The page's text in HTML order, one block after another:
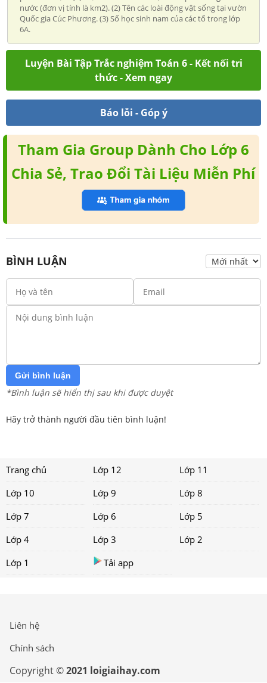
nước (đơn vị tính là km2). (2) Tên các loài động vật sống tại vườn
Quốc gia Cúc Phương. (3) Số học sinh nam của các tổ trong lớp
6A.
Luyện Bài Tập Trắc nghiệm Toán 6 - Kết nối tri
thức - Xem ngay
Báo lỗi - Góp ý
Tham Gia Group Dành Cho Lớp 6
Chia Sẻ, Trao Đổi Tài Liệu Miễn Phí
BÌNH LUẬN
Gửi bình luận
*Bình luận sẽ hiển thị sau khi được duyệt
Hãy trở thành người đầu tiên bình luận!
Trang chủ Lớp 12
Lớp 11
Lớp 10
Lớp 9
Lớp 8
Lớp 7
Lớp 6
Lớp 5
Lớp 4
Lớp 3
Lớp 2
Lớp 1
Tải app
Liên hệ
Chính sách
Copyright ©2021 loigiaihay.com